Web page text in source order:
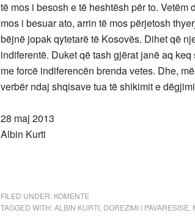
të mos i besosh e të heshtësh për to.
mos i besuar ato, arrin të mos përjetosh
bëjnë jopak qytetarë të Kosovës. Dihet që
indiferentë. Duket që tash gjërat janë aq
me forcë indiferencën brenda vetes. Dhe,
verbër ndaj shqisave tua të shikimit e
28 maj 2013
Albin Kurti
FILED UNDER: KOMENTE
TAGGED WITH:ALBIN KURTI DOREZIMI I PAVARESISE